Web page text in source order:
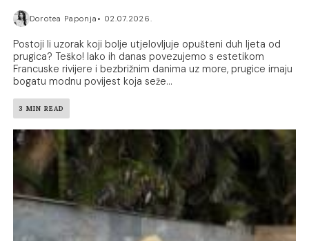
Dorotea Paponja 02.07.2026.
Postoji li uzorak koji bolje utjelovljuje opušteni duh ljeta od
prugica? Teško! Iako ih danas povezujemo s estetikom
Francuske rivijere i bezbrižnim danima uz more, prugice imaju
bogatu modnu povijest koja seže...
3 MIN READ